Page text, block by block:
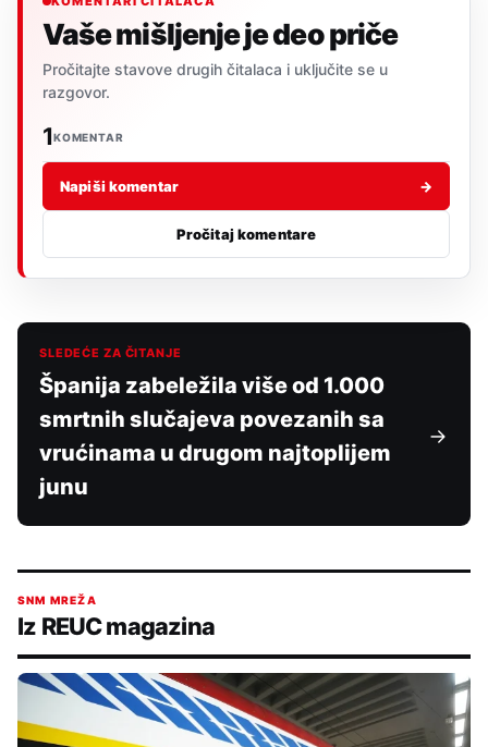
Vaše mišljenje je deo priče
Pročitajte stavove drugih čitalaca i uključite se u
razgovor.
1KOMENTAR
Napiši komentar →
Pročitaj komentare
SLEDEĆE ZA ČITANJE
Španija zabeležila više od 1.000
smrtnih slučajeva povezanih sa
vrućinama u drugom najtoplijem
junu
SNM MREŽA
Iz REUC magazina